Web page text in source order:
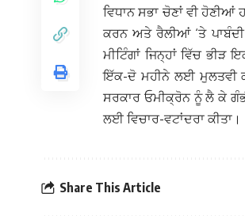
ਵਿਧਾਨ ਸਭਾ ਚੋਣਾਂ ਵੀ
ਕਰਨ ਅਤੇ ਰੈਲੀਆਂ ‘ਤੇ
ਮੀਟਿੰਗਾਂ ਜਿਨ੍ਹਾਂ ਵਿੱਚ
ਇੱਕ-ਦੋ ਮਹੀਨੇ ਲਈ ਮੁਲਤਵੀ
ਸਰਕਾਰ ਓਮੀਕ੍ਰੋਨ ਨੂੰ ਲੈ ਕੇ
ਲਈ ਵਿਚਾਰ-ਵਟਾਂਦਰਾ ਕੀਤਾ।
Share This Article